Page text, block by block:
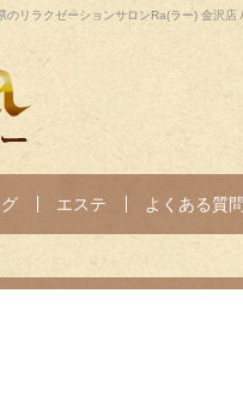
リラクゼーションサロンRa(ラー) 金沢店
エステ よくある質問